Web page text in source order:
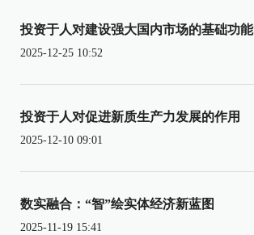
投资于人对建设强大国内市场的基础功能
2025-12-25 10:52
投资于人对促进新质生产力发展的作用
2025-12-10 09:01
数实融合：“智”绘实体经济新蓝图
2025-11-19 15:41